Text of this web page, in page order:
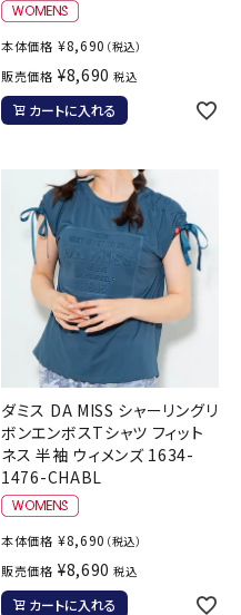
本体価格 ¥8,690 （税込）
販売価格 ¥8,690 税込
カートに入れる
ダミス DA MISS シャーリングリ
ボンエンボスTシャツ フィット
ネス 半袖 ウィメンズ 1634-
1476-CHABL
本体価格 ¥8,690 （税込）
販売価格 ¥8,690 税込
カートに入れる